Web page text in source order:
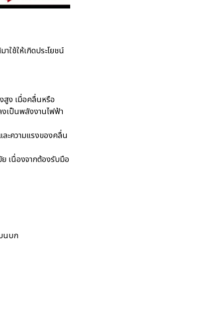
ใช้ให้เกิดประโยชน์
สูง เมื่อคลื่นหรือ
เป็นพลังงานไฟฟ้า
ะความแรงของคลื่น
เนื่องจากต้องรับมือ
นบก